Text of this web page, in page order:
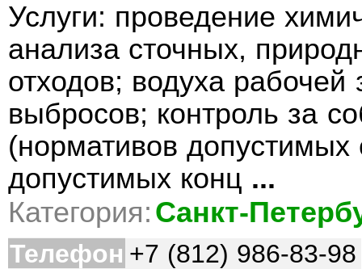
Услуги: проведение
анализа сточных,
отходов; водуха
выбросов; контроль за
(нормативов
допустимых конц ...
Категория: Санкт-
Телефон +7 (812) 986-83-98